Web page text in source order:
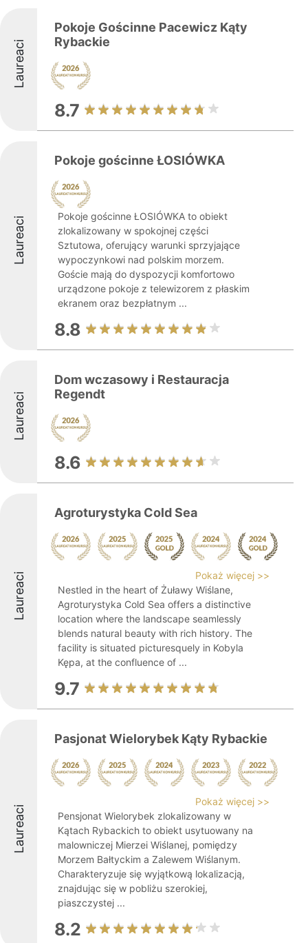
Laureaci
Pokoje Gościnne Pacewicz Kąty
Rybackie
8.7
Laureaci
Pokoje gościnne ŁOSIÓWKA
Pokoje gościnne ŁOSIÓWKA to obiekt
zlokalizowany w spokojnej części
Sztutowa, oferujący warunki sprzyjające
wypoczynkowi nad polskim morzem.
Goście mają do dyspozycji komfortowo
urządzone pokoje z telewizorem z płaskim
ekranem oraz bezpłatnym ...
8.8
Laureaci
Dom wczasowy i Restauracja
Regendt
8.6
Laureaci
Agroturystyka Cold Sea
Pokaż więcej >>
Nestled in the heart of Żuławy Wiślane,
Agroturystyka Cold Sea offers a distinctive
location where the landscape seamlessly
blends natural beauty with rich history. The
facility is situated picturesquely in Kobyla
Kępa, at the confluence of ...
9.7
Laureaci
Pasjonat Wielorybek Kąty Rybackie
Pokaż więcej >>
Pensjonat Wielorybek zlokalizowany w
Kątach Rybackich to obiekt usytuowany na
malowniczej Mierzei Wiślanej, pomiędzy
Morzem Bałtyckim a Zalewem Wiślanym.
Charakteryzuje się wyjątkową lokalizacją,
znajdując się w pobliżu szerokiej,
piaszczystej ...
8.2